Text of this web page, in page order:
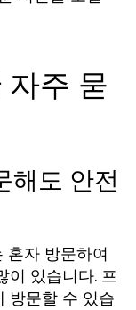
주 묻
해도 안전
혼자 방문하여
이 있습니다. 프
방문할 수 있습